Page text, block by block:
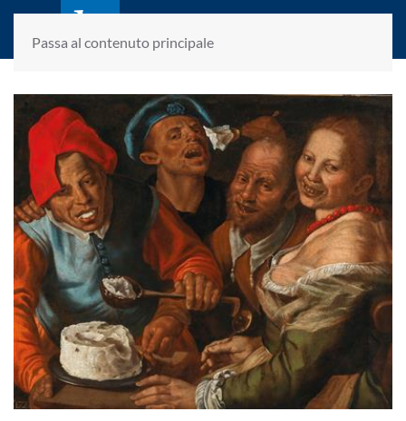
Passa al contenuto principale
laletteraturaenoi.it
fondato da Romano Luperini